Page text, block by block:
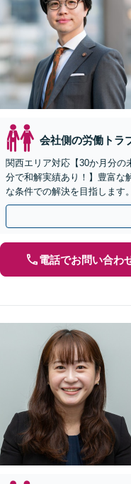
会社側の労働トラ
関西エリア対応【30か月分の
分で和解実績あり！】豊富な
な条件での解決を目指します
寧に説明いたしますので、安
電話でお問い合わ